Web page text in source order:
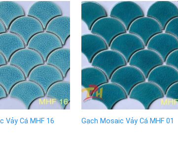
Vảy Cá MHF 16 Gạch Mosaic Vảy Cá MHF 01